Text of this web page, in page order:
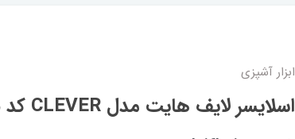
ابزار آشپزی
اسلایسر لایف هایت مدل CLEVER کد 40065